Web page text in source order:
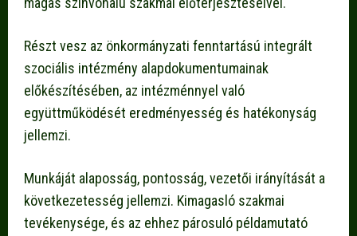
Részt vesz az önkormányzati fenntartású integrált
szociális intézmény alapdokumentumainak
előkészítésében, az intézménnyel való
együttműködését eredményesség és hatékonyság
jellemzi.
Munkáját alaposság, pontosság, vezetői irányítását a
következetesség jellemzi. Kimagasló szakmai
tevékenysége, és az ehhez párosuló példamutató